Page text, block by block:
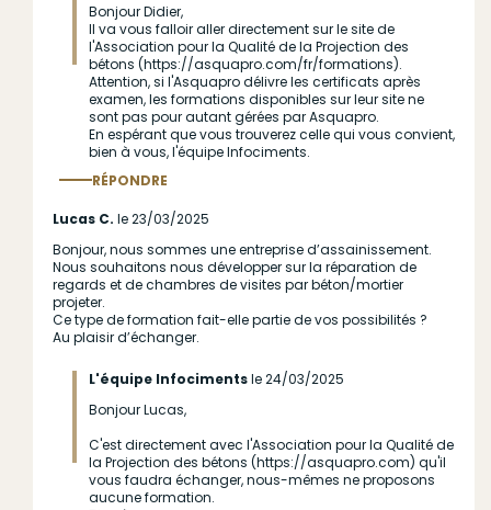
En
réponse
à
(sans
sujet)
par
Anonyme
(non
Bonjour Didier,
Il va vous falloir aller directement sur le site de
l'Association pour la Qualité de la Projection des
bétons (https://asquapro.com/fr/formations).
Attention, si l'Asquapro délivre les certificats après
examen, les formations disponibles sur leur site ne
sont pas pour autant gérées par Asquapro.
En espérant que vous trouverez celle qui vous convient,
bien à vous, l'équipe Infociments.
Répondreau commentaire
RÉPONDRE
Lucas C. le 23/03/2025
Bonjour, nous sommes une entreprise d’assainissement.
Nous souhaitons nous développer sur la réparation de
regards et de chambres de visites par béton/mortier
projeter.
Ce type de formation fait-elle partie de vos possibilités ?
Au plaisir d’échanger.
L'équipe Infocimentsle 24/03/2025
En
réponse
à
(sans
Bonjour Lucas,
C'est directement avec l'Association pour la Qualité de
la Projection des bétons (https://asquapro.com) qu'il
vous faudra échanger, nous-mêmes ne proposons
aucune formation.